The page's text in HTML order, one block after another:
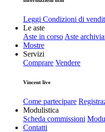
Leggi Condizioni di
Le aste
Aste in corso Aste
Mostre
Servizi
Comprare Vendere
Vincent live
Come partecipare
Modulistica
Scheda commissioni
Contatti